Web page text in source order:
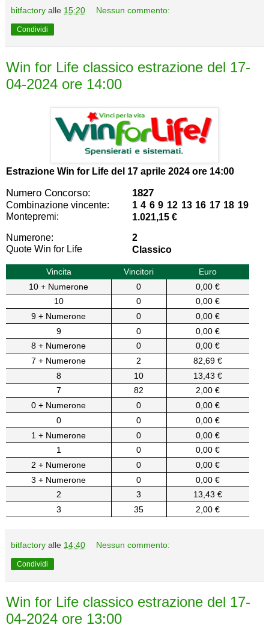
bitfactory alle 15:20 Nessun commento:
Condividi
Win for Life classico estrazione del 17-
04-2024 ore 14:00
Estrazione Win for Life del 17 aprile 2024 ore 14:00
Numero Concorso: 1827
Combinazione vincente:
1 4 6 9 12 13 16 17 18 19
Montepremi:
1.021,15 €
Numerone:
2
Quote Win for Life
Classico
Vincita Vincitori
Euro
10 + Numerone
0
0,00 €
10
0
0,00 €
9 + Numerone
0
0,00 €
9
0
0,00 €
8 + Numerone
0
0,00 €
7 + Numerone
2
82,69 €
8
10
13,43 €
7
82
2,00 €
0 + Numerone
0
0,00 €
0
0
0,00 €
1 + Numerone
0
0,00 €
1
0
0,00 €
2 + Numerone
0
0,00 €
3 + Numerone
0
0,00 €
2
3
13,43 €
3
35 2,00 €
bitfactory alle 14:40 Nessun commento:
Condividi
Win for Life classico estrazione del 17-
04-2024 ore 13:00